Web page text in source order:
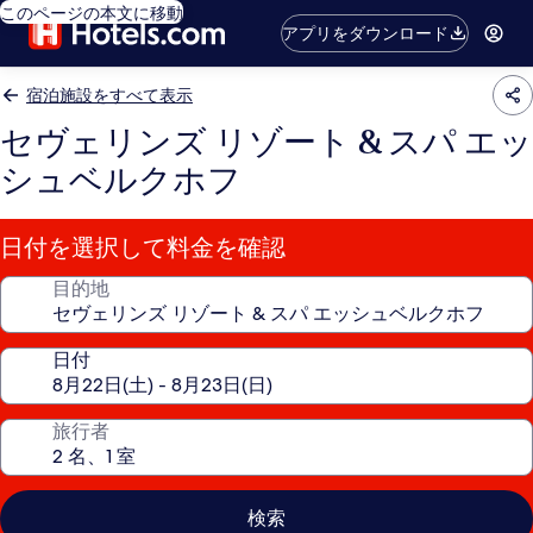
このページの本文に移動
アプリをダウンロード
宿泊施設をすべて表示
セヴェリンズ リゾート & スパ エッ
シュベルクホフ
日付を選択して料金を確認
目的地
日付
旅行者
検索